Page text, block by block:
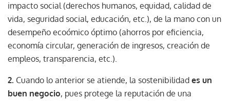
impacto social (derechos humanos, equidad, calidad de
vida, seguridad social, educación, etc.), de la mano con un
desempeño ecoómico óptimo (ahorros por eficiencia,
economía circular, generación de ingresos, creación de
empleos, transparencia, etc.).
2. Cuando lo anterior se atiende, la sostenibilidad es un
buen negocio, pues protege la reputación de una